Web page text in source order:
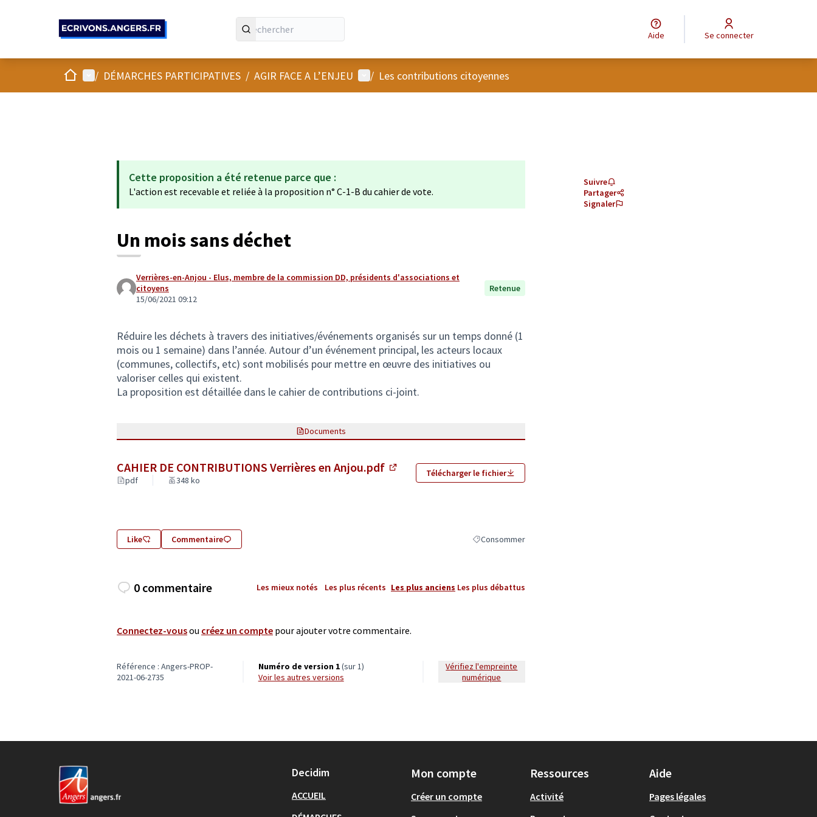
Aide Se connecter
AccueilMenu principal
/ DÉMARCHES PARTICIPATIVES / AGIR FACE A L’ENJEU Menu utilisateur
/ Les contributions citoyennes
Cette proposition a été retenue parce que :
L'action est recevable et reliée à la proposition n° C-1-B du cahier de vote.
Un mois sans déchet
Verrières-en-Anjou - Elus, membre de la commission DD, présidents d'associations et
citoyens
15/06/2021 09:12
Retenue
Réduire les déchets à travers des initiatives/événements organisés sur un temps donné (1
mois ou 1 semaine) dans l’année. Autour d’un événement principal, les acteurs locaux
(communes, collectifs, etc) sont mobilisés pour mettre en œuvre des initiatives ou
valoriser celles qui existent.
La proposition est détaillée dans le cahier de contributions ci-joint.
Documents
CAHIER DE CONTRIBUTIONS Verrières en Anjou.pdf
(Lien externe)
pdf 348 ko
Télécharger le fichier
Like Commentaire Filtrer les résultats de la catégorie : Consommer
Consommer
Suivre
Partager
Signaler
0 commentaire Les mieux notés Les plus récents Les plus anciens Les plus débattus
Connectez-vousou créez un compte pour ajouter votre commentaire.
Référence : Angers-PROP-
2021-06-2735
Numéro de version 1(sur 1)
voir les autres versions
Vérifiez l'empreinte
numérique
Decidim
ACCUEIL
Mon compte
Créer un compte
Ressources
Activité
Aide
Pages légales